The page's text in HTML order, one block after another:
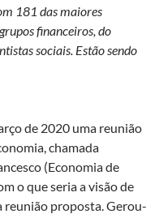
181 das maiores
financeiros, do
sociais. Estão sendo
de 2020 uma reunião
chamada
(Economia de
o que seria a visão de
reunião proposta. Gerou-